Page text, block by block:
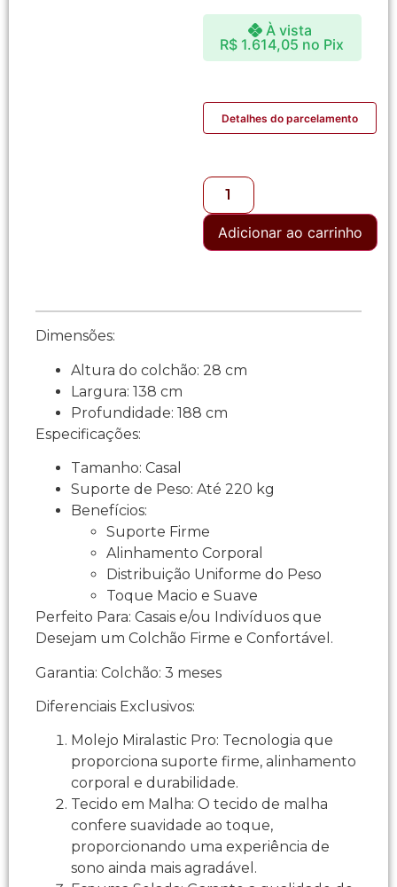
À vista
R$ 1.614,05 no Pix
Detalhes do parcelamento
Adicionar ao carrinho
Dimensões:
Altura do colchão: 28 cm
Largura: 138 cm
Profundidade: 188 cm
Especificações:
Tamanho: Casal
Suporte de Peso: Até 220 kg
Benefícios:
Suporte Firme
Alinhamento Corporal
Distribuição Uniforme do Peso
Toque Macio e Suave
Perfeito Para: Casais e/ou Indivíduos que
Desejam um Colchão Firme e Confortável.
Garantia: Colchão: 3 meses
Diferenciais Exclusivos:
Molejo Miralastic Pro: Tecnologia que
proporciona suporte firme, alinhamento
corporal e durabilidade.
Tecido em Malha: O tecido de malha
confere suavidade ao toque,
proporcionando uma experiência de
sono ainda mais agradável.